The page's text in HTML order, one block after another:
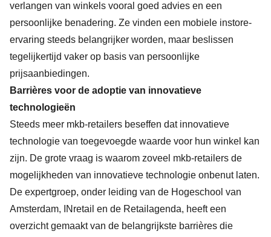
verlangen van winkels vooral goed advies en een
persoonlijke benadering. Ze vinden een mobiele instore-
ervaring steeds belangrijker worden, maar beslissen
tegelijkertijd vaker op basis van persoonlijke
prijsaanbiedingen.
Barrières voor de adoptie van innovatieve
technologieën
Steeds meer mkb-retailers beseffen dat innovatieve
technologie van toegevoegde waarde voor hun winkel kan
zijn. De grote vraag is waarom zoveel mkb-retailers de
mogelijkheden van innovatieve technologie onbenut laten.
De expertgroep, onder leiding van de Hogeschool van
Amsterdam, INretail en de Retailagenda, heeft een
overzicht gemaakt van de belangrijkste barrières die